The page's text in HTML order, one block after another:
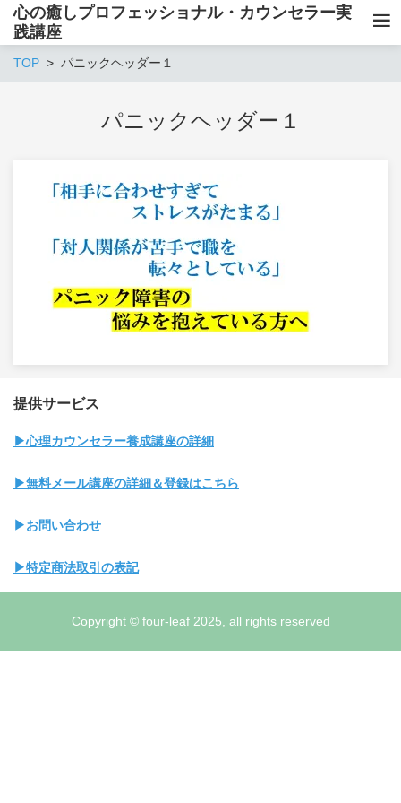
心の癒しプロフェッショナル・カウンセラー実
践講座
TOP パニックヘッダー１
パニックヘッダー１
提供サービス
▶心理カウンセラー養成講座の詳細
▶無料メール講座の詳細＆登録はこちら
▶お問い合わせ
▶特定商法取引の表記
Copyright © four-leaf 2025, all rights reserved